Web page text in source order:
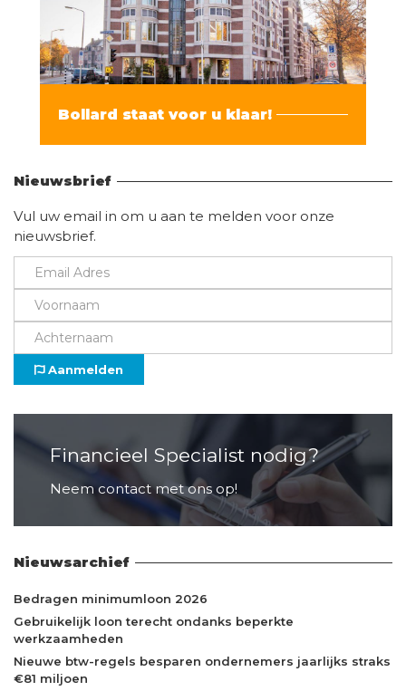
Bollard staat voor u klaar!
Nieuwsbrief
Vul uw email in om u aan te melden voor onze
nieuwsbrief.
Aanmelden
Financieel Specialist nodig?
Neem contact met ons op!
Nieuwsarchief
Bedragen minimumloon 2026
Gebruikelijk loon terecht ondanks beperkte
werkzaamheden
Nieuwe btw-regels besparen ondernemers jaarlijks straks
€81 miljoen